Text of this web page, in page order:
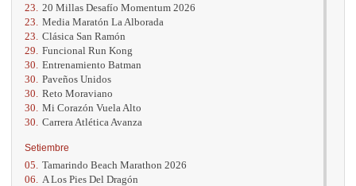
23. 20 Millas Desafío Momentum 2026
23. Media Maratón La Alborada
23. Clásica San Ramón
29. Funcional Run Kong
30. Entrenamiento Batman
30. Paveños Unidos
30. Reto Moraviano
30. Mi Corazón Vuela Alto
30. Carrera Atlética Avanza
Setiembre
05. Tamarindo Beach Marathon 2026
06.
A Los Pies Del Dragón